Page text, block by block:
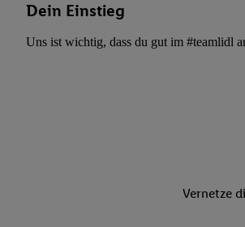
Dein Einstieg
Uns ist wichtig, dass du gut im #teamlidl
Vernetze